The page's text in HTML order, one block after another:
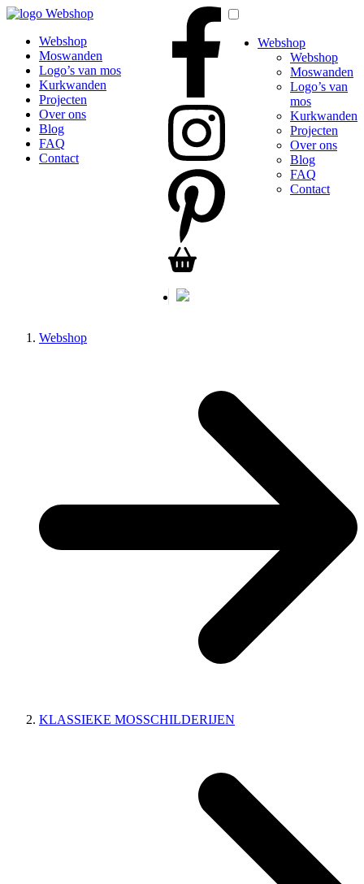
Webshop
Webshop
Moswanden
Logo’s van mos
Kurkwanden
Projecten
Over ons
Blog
FAQ
Contact
Webshop
Webshop
Moswanden
Logo’s van
mos
Kurkwanden
Projecten
Over ons
Blog
FAQ
Contact
Webshop
KLASSIEKE MOSSCHILDERIJEN